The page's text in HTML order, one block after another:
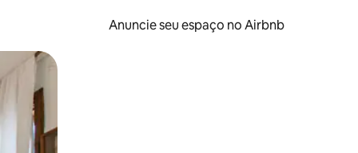
Anuncie seu espaço no Airbnb